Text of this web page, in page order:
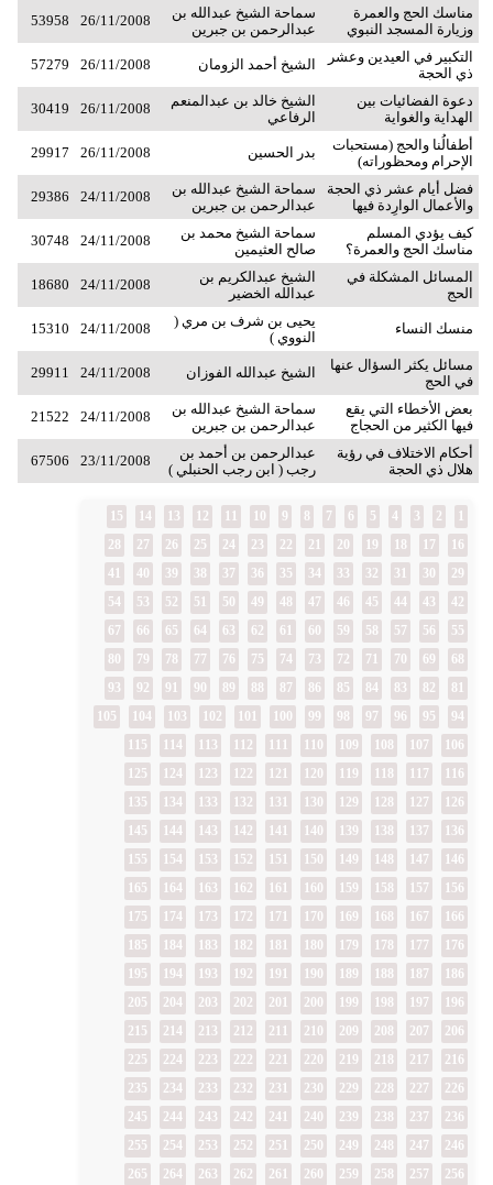
مناسك الحج والعمرة
وزيارة المسجد النبوي
سماحة الشيخ عبدالله بن
عبدالرحمن بن جبرين
26/11/2008
53958
التكبير في العيدين وعشر
ذي الحجة
الشيخ أحمد الزومان 26/11/2008
57279
دعوة الفضائيات بين
الهداية والغواية
الشيخ خالد بن عبدالمنعم
الرفاعي
26/11/2008
30419
أطفالُنا والحج (مستحبات
الإحرام ومحظوراته)
بدر الحسين 26/11/2008
29917
فضل أيام عشر ذي الحجة
والأعمال الوارِدة فيها
سماحة الشيخ عبدالله بن
عبدالرحمن بن جبرين
24/11/2008
29386
كيف يؤدي المسلم
مناسك الحج والعمرة؟
سماحة الشيخ محمد بن
صالح العثيمين
24/11/2008
30748
المسائل المشكلة في
الحج
الشيخ عبدالكريم بن
عبدالله الخضير
24/11/2008
18680
منسك النساء
يحيى بن شرف بن مري (
النووي )
24/11/2008
15310
مسائل يكثر السؤال عنها
في الحج
الشيخ عبدالله الفوزان 24/11/2008
29911
بعض الأخطاء التي يقع
فيها الكثير من الحجاج
سماحة الشيخ عبدالله بن
عبدالرحمن بن جبرين
24/11/2008
21522
أحكام الاختلاف في رؤية
هلال ذي الحجة
عبدالرحمن بن أحمد بن
رجب ( ابن رجب الحنبلي )
23/11/2008
67506
2
3
4
5
6
7
8
9
12
13
14
15
16
17
18
19
20
21
22
23
24
25
26
27
28
29
30
31
32
33
34
35
36
37
38
39
40
41
42
43
44
45
46
47
48
49
50
51
52
53
54
55
56
57
58
59
60
61
62
63
64
65
66
67
68
69
70
71
72
73
74
75
76
77
78
79
80
81
82
83
84
85
86
87
88
89
90
91
92
93
94
95
96
97
98
99
102
103
104
105
106
107
108
109
112
113
114
115
116
117
118
119
120
121
122
123
124
125
126
127
128
129
130
131
132
133
134
135
136
137
138
139
140
141
142
143
144
145
146
147
148
149
150
151
152
153
154
155
156
157
158
159
160
161
162
163
164
165
166
167
168
169
170
171
172
173
174
175
176
177
178
179
180
181
182
183
184
185
186
187
188
189
190
191
192
193
194
195
196
197
198
199
200
201
202
203
204
205
206
207
208
209
210
211
212
213
214
215
216
217
218
219
220
221
222
223
224
225
226
227
228
229
230
231
232
233
234
235
236
237
238
239
240
241
242
243
244
245
246
247
248
249
250
251
252
253
254
255
256
257
258
259
260
261
262
263
264
265